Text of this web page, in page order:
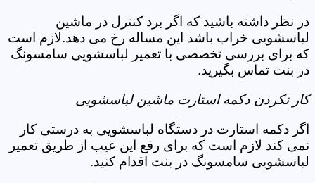
در نظر داشته باشید که اگر برد کنترل در ماشین
لباسشویی خراب باشد این مساله رخ می دهد.لازم است
که برای بررسی تخصصی با تعمیر لباسشویی سامسونگ
در بنت تماس بگیرید.
کار نکردن دکمه استارت ماشین لباسشویی
اگر دکمه استارت در دستگاه لباسشویی به درستی کار
نمی کند لازم است که برای رفع این عیب از طریق تعمیر
لباسشویی سامسونگ در بنت اقدام کنید.